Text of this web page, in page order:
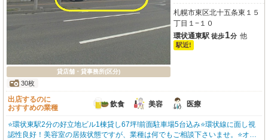
貸店舗・貸事務所(区分)
30枚
札幌市東区北十五条東１５
丁目１−１０
環状通東駅 徒歩1分 他
駅近!
出店するのに
おすすめの業種
飲食 美容 医療
⭐環状東駅2分の好立地ビル1棟貸し67坪!前面駐車場5台込み⭐環状線に面し視
認性良好！美容室の居抜状態ですが、業種は何でもご相談下さいませ。⭐オー